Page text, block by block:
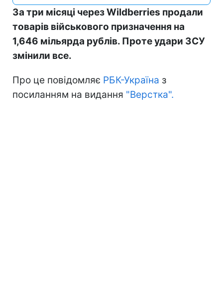
За три місяці через Wildberries продали
товарів військового призначення на
1,646 мільярда рублів. Проте удари ЗСУ
змінили все.
Про це повідомляє РБК-Україна з
посиланням на видання "Верстка".